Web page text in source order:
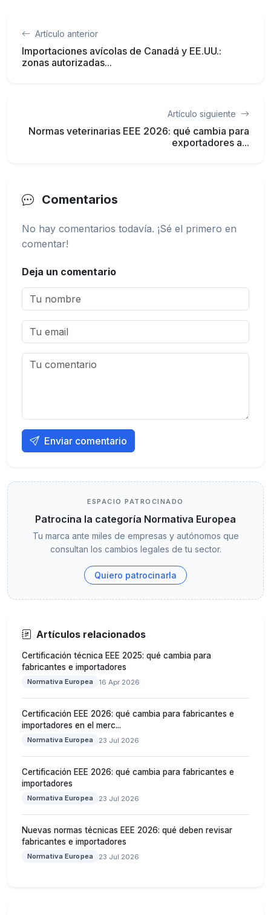
Artículo anterior
Importaciones avícolas de Canadá y EE.UU.:
zonas autorizadas...
Artículo siguiente
Normas veterinarias EEE 2026: qué cambia para
exportadores a...
Comentarios
No hay comentarios todavía. ¡Sé el primero en
comentar!
Deja un comentario
Enviar comentario
ESPACIO PATROCINADO
Patrocina la categoría Normativa Europea
Tu marca ante miles de empresas y autónomos que
consultan los cambios legales de tu sector.
Quiero patrocinarla
Artículos relacionados
Certificación técnica EEE 2025: qué cambia para
fabricantes e importadores
Normativa Europea 16 Apr 2026
Certificación EEE 2026: qué cambia para fabricantes e
importadores en el merc...
Normativa Europea 23 Jul 2026
Certificación EEE 2026: qué cambia para fabricantes e
importadores
Normativa Europea 23 Jul 2026
Nuevas normas técnicas EEE 2026: qué deben revisar
fabricantes e importadores
Normativa Europea 23 Jul 2026